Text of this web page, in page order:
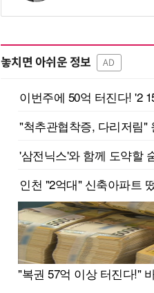
놓치면 아쉬운 정보 AD